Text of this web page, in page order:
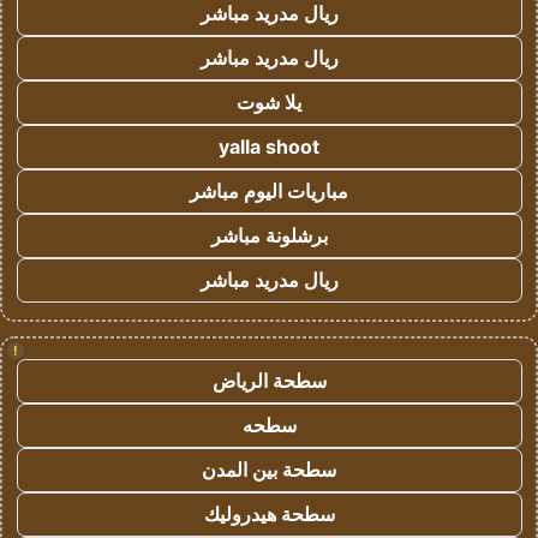
ريال مدريد مباشر
ريال مدريد مباشر
يلا شوت
yalla shoot
مباريات اليوم مباشر
برشلونة مباشر
ريال مدريد مباشر
!
سطحة الرياض
سطحه
سطحة بين المدن
سطحة هيدروليك